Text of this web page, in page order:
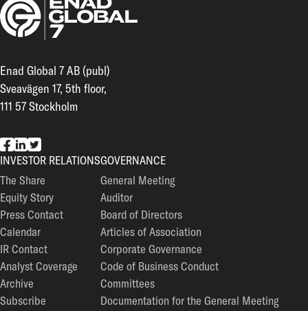
Enad Global 7 AB (publ)
Sveavägen 17, 5th floor,
111 57 Stockholm
EG7 on Facebook
EG7 on LinkedIn
EG7 on Twitter
INVESTOR RELATIONS
The Share
Equity Story
Press Contact
Calendar
IR Contact
Analyst Coverage
Archive
Subscribe
GOVERNANCE
General Meeting
Auditor
Board of Directors
Articles of Association
Corporate Governance
Code of Business Conduct
Committees
Documentation for the General Meeting